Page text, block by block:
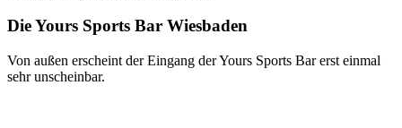
Die Yours Sports Bar Wiesbaden
Von außen erscheint der Eingang der Yours Sports Bar erst einmal
sehr unscheinbar.